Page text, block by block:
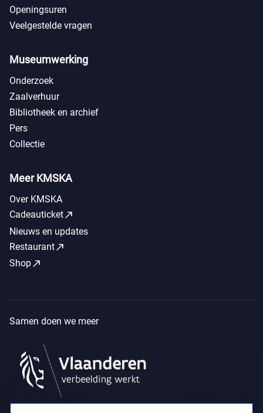
Openingsuren
Veelgestelde vragen
Museumwerking
Onderzoek
Zaalverhuur
Bibliotheek en archief
Pers
Collectie
Meer KMSKA
Over KMSKA
Cadeauticketcall_made
Nieuws en updates
Restaurantcall_made
Shopcall_made
Samen doen we meer